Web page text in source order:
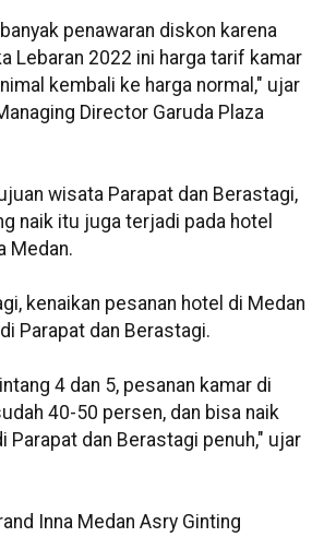
penawaran diskon karena
Lebaran 2022 ini harga tarif kamar
kembali ke harga normal," ujar
Director Garuda Plaza
wisata Parapat dan Berastagi,
naik itu juga terjadi pada hotel
Medan.
kenaikan pesanan hotel di Medan
Parapat dan Berastagi.
4 dan 5, pesanan kamar di
40-50 persen, dan bisa naik
Parapat dan Berastagi penuh," ujar
Inna Medan Asry Ginting